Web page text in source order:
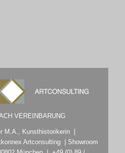
VEREINBARUNG
M.A., Kunsthistorikerin |
Artconsulting | Showroom